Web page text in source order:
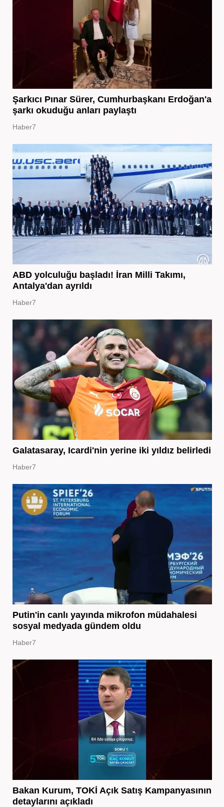
Şarkıcı Pınar Sürer, Cumhurbaşkanı Erdoğan'a
şarkı okuduğu anları paylaştı
Haber7
ABD yolculuğu başladı! İran Milli Takımı,
Antalya'dan ayrıldı
Haber7
Galatasaray, Icardi'nin yerine iki yıldız belirledi
Haber7
Putin'in canlı yayında mikrofon müdahalesi
sosyal medyada gündem oldu
Haber7
Bakan Kurum, TOKİ Açık Satış Kampanyasının
detaylarını açıkladı